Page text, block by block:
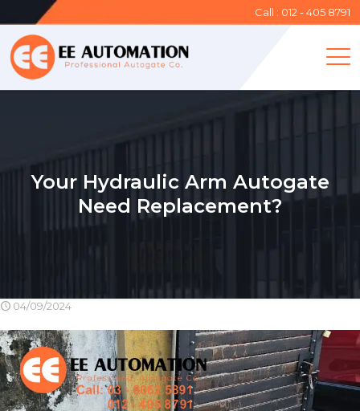
Call : 012 - 405 8791
Your Hydraulic Arm Autogate
Need Replacement?
04/09/2024